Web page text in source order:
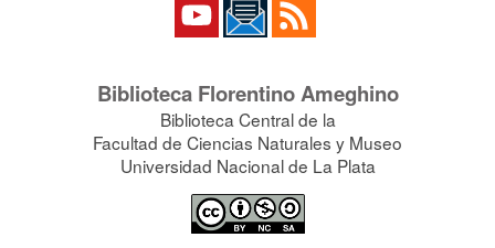
Biblioteca Florentino Ameghino
Biblioteca Central de la
Facultad de Ciencias Naturales y Museo
Universidad Nacional de La Plata